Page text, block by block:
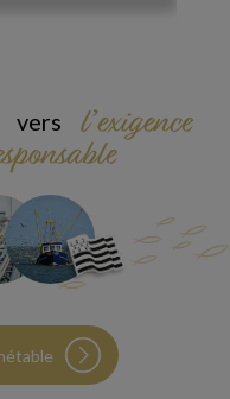
vers l’exigence